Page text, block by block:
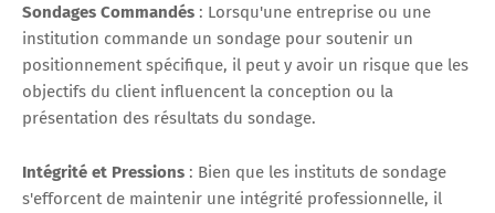
Sondages Commandés : Lorsqu'une entreprise ou une
institution commande un sondage pour soutenir un
positionnement spécifique, il peut y avoir un risque que les
objectifs du client influencent la conception ou la
présentation des résultats du sondage.
Intégrité et Pressions : Bien que les instituts de sondage
s'efforcent de maintenir une intégrité professionnelle, il